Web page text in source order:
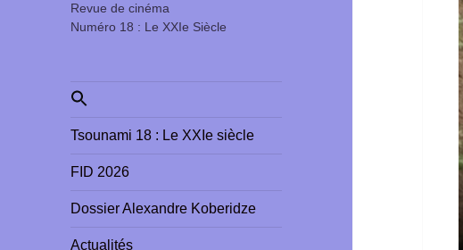
Revue de cinéma ‎ ‎ ‎ ‎ ‎ ‎ ‎ ‎ ‎ ‎ ‎ ‎ ‎ ‎ ‎ ‎ ‎ ‎ ‎ ‎ ‎ ‎ ‎ ‎ ‎ ‎
Numéro 18 : Le XXIe Siècle
Search
for:
Tsounami 18 : Le XXIe siècle
FID 2026
Dossier Alexandre Koberidze
Actualités